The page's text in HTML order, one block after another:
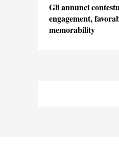
Gli annunci
engagement,
memorability